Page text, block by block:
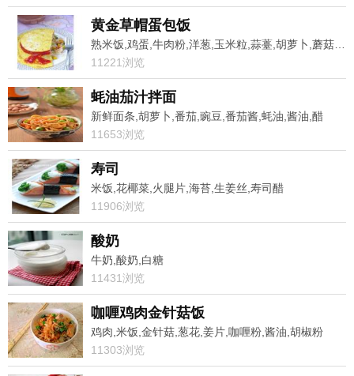
黄金草帽蛋包饭
11221浏览
蚝油茄汁拌面
新鲜面条,胡萝卜,番茄,豌豆,番茄酱,蚝油,酱油,醋
11653浏览
寿司
米饭,花椰菜,火腿片,海苔,生姜丝,寿司醋
11906浏览
酸奶
牛奶,酸奶,白糖
11431浏览
咖喱鸡肉金针菇饭
鸡肉,米饭,金针菇,葱花,姜片,咖喱粉,酱油,胡椒粉
11303浏览